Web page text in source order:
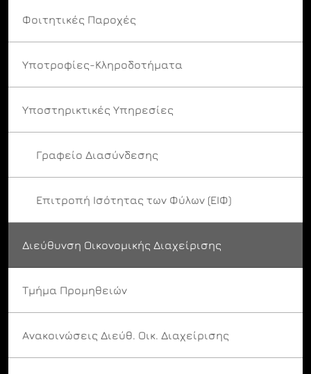
Φοιτητικές Παροχές
Υποτροφίες-Κληροδοτήματα
Υποστηρικτικές Υπηρεσίες
Γραφείο Διασύνδεσης
Επιτροπή Ισότητας των Φύλων (ΕΙΦ)
Διεύθυνση Οικονομικής Διαχείρισης
Τμήμα Προμηθειών
Ανακοινώσεις Διεύθ. Οικ. Διαχείρισης